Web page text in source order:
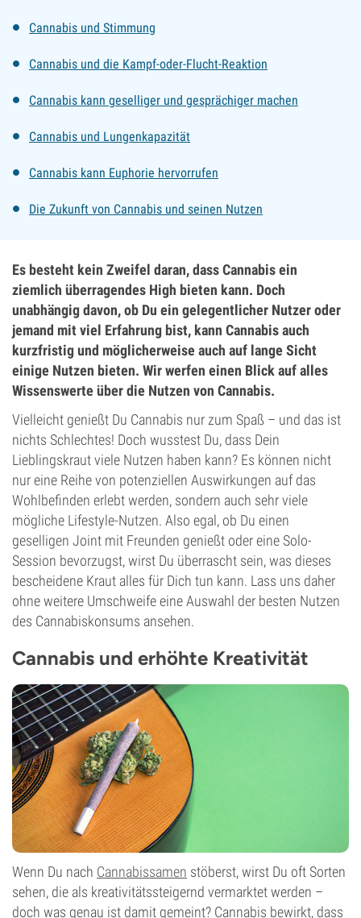
Cannabis und Stimmung
Cannabis und die Kampf-oder-Flucht-Reaktion
Cannabis kann geselliger und gesprächiger machen
Cannabis und Lungenkapazität
Cannabis kann Euphorie hervorrufen
Die Zukunft von Cannabis und seinen Nutzen
Es besteht kein Zweifel daran, dass Cannabis ein
ziemlich überragendes High bieten kann. Doch
unabhängig davon, ob Du ein gelegentlicher Nutzer oder
jemand mit viel Erfahrung bist, kann Cannabis auch
kurzfristig und möglicherweise auch auf lange Sicht
einige Nutzen bieten. Wir werfen einen Blick auf alles
Wissenswerte über die Nutzen von Cannabis.
Vielleicht genießt Du Cannabis nur zum Spaß – und das ist
nichts Schlechtes! Doch wusstest Du, dass Dein
Lieblingskraut viele Nutzen haben kann? Es können nicht
nur eine Reihe von potenziellen Auswirkungen auf das
Wohlbefinden erlebt werden, sondern auch sehr viele
mögliche Lifestyle-Nutzen. Also egal, ob Du einen
geselligen Joint mit Freunden genießt oder eine Solo-
Session bevorzugst, wirst Du überrascht sein, was dieses
bescheidene Kraut alles für Dich tun kann. Lass uns daher
ohne weitere Umschweife eine Auswahl der besten Nutzen
des Cannabiskonsums ansehen.
Cannabis und erhöhte Kreativität
Wenn Du nach Cannabissamen stöberst, wirst Du oft Sorten
sehen, die als kreativitätssteigernd vermarktet werden –
doch was genau ist damit gemeint? Cannabis bewirkt, dass